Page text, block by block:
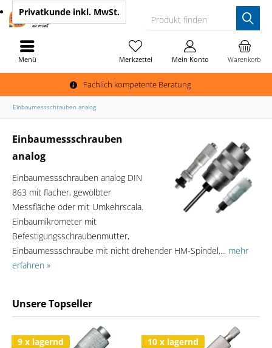
Fachlich kompetente Beratung
Produkt finden
Warenkorb
Merkzettel Mein Konto
Privatkunde inkl. MwSt.
Menü
Einbaumessschrauben analog
Einbaumessschrauben
analog
Einbaumessschrauben analog DIN
863 mit flacher, gewölbter
Messfläche oder mit Umkehrscala.
Einbaumikrometer mit
Befestigungsschraubenmutter,
Einbaumessschraube mit nicht drehender HM-Spindel,... mehr
erfahren »
Unsere Topseller
9 x lagernd 10 x lagernd